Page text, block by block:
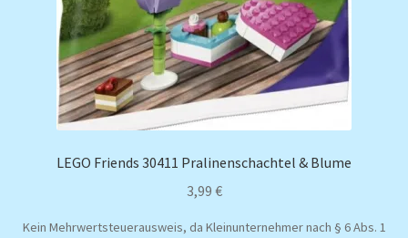
LEGO Friends 30411 Pralinenschachtel & Blume
3,99 €
Kein Mehrwertsteuerausweis, da Kleinunternehmer nach § 6 Abs. 1